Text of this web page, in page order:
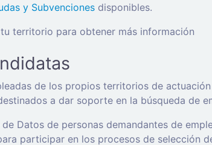
y Subvenciones disponibles.
territorio para obtener más información
de los propios territorios de
a dar soporte en la búsqueda de
de Datos de personas demandantes de
participar en los procesos de selección